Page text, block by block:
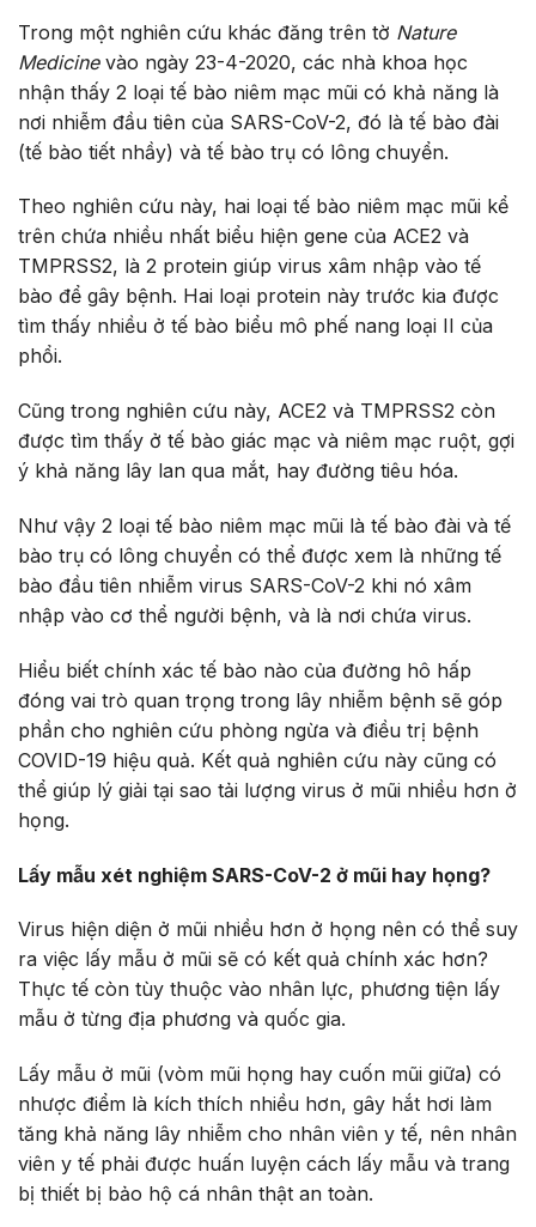
Trong một nghiên cứu khác đăng trên tờ Nature
Medicinevào ngày 23-4-2020, các nhà khoa học
nhận thấy 2 loại tế bào niêm mạc mũi có khả năng là
nơi nhiễm đầu tiên của SARS-CoV-2, đó là tế bào đài
(tế bào tiết nhầy) và tế bào trụ có lông chuyển.
Theo nghiên cứu này, hai loại tế bào niêm mạc mũi kể
trên chứa nhiều nhất biểu hiện gene của ACE2 và
TMPRSS2, là 2 protein giúp virus xâm nhập vào tế
bào để gây bệnh. Hai loại protein này trước kia được
tìm thấy nhiều ở tế bào biểu mô phế nang loại II của
phổi.
Cũng trong nghiên cứu này, ACE2 và TMPRSS2 còn
được tìm thấy ở tế bào giác mạc và niêm mạc ruột, gợi
ý khả năng lây lan qua mắt, hay đường tiêu hóa.
Như vậy 2 loại tế bào niêm mạc mũi là tế bào đài và tế
bào trụ có lông chuyển có thể được xem là những tế
bào đầu tiên nhiễm virus SARS-CoV-2 khi nó xâm
nhập vào cơ thể người bệnh, và là nơi chứa virus.
Hiểu biết chính xác tế bào nào của đường hô hấp
đóng vai trò quan trọng trong lây nhiễm bệnh sẽ góp
phần cho nghiên cứu phòng ngừa và điều trị bệnh
COVID-19 hiệu quả. Kết quả nghiên cứu này cũng có
thể giúp lý giải tại sao tải lượng virus ở mũi nhiều hơn ở
họng.
Lấy mẫu xét nghiệm SARS-CoV-2 ở mũi hay họng?
Virus hiện diện ở mũi nhiều hơn ở họng nên có thể suy
ra việc lấy mẫu ở mũi sẽ có kết quả chính xác hơn?
Thực tế còn tùy thuộc vào nhân lực, phương tiện lấy
mẫu ở từng địa phương và quốc gia.
Lấy mẫu ở mũi (vòm mũi họng hay cuốn mũi giữa) có
nhược điểm là kích thích nhiều hơn, gây hắt hơi làm
tăng khả năng lây nhiễm cho nhân viên y tế, nên nhân
viên y tế phải được huấn luyện cách lấy mẫu và trang
bị thiết bị bảo hộ cá nhân thật an toàn.